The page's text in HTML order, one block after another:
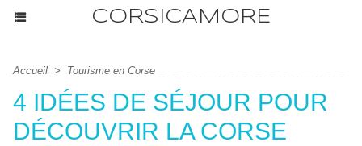
CORSICAMORE
Accueil > Tourisme en Corse
4 IDÉES DE SÉJOUR POUR
DÉCOUVRIR LA CORSE